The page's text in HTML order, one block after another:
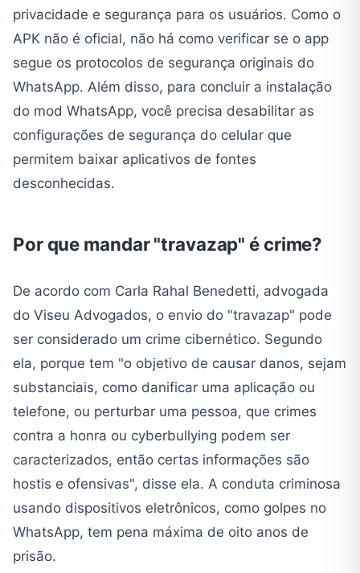
privacidade e segurança para os usuários. Como o
APK não é oficial, não há como verificar se o app
segue os protocolos de segurança originais do
WhatsApp. Além disso, para concluir a instalação
do mod WhatsApp, você precisa desabilitar as
configurações de segurança do celular que
permitem baixar aplicativos de fontes
desconhecidas.
Por que mandar "travazap" é crime?
De acordo com Carla Rahal Benedetti, advogada
do Viseu Advogados, o envio do "travazap" pode
ser considerado um crime cibernético. Segundo
ela, porque tem "o objetivo de causar danos, sejam
substanciais, como danificar uma aplicação ou
telefone, ou perturbar uma pessoa, que crimes
contra a honra ou cyberbullying podem ser
caracterizados, então certas informações são
hostis e ofensivas", disse ela. A conduta criminosa
usando dispositivos eletrônicos, como golpes no
WhatsApp, tem pena máxima de oito anos de
prisão.